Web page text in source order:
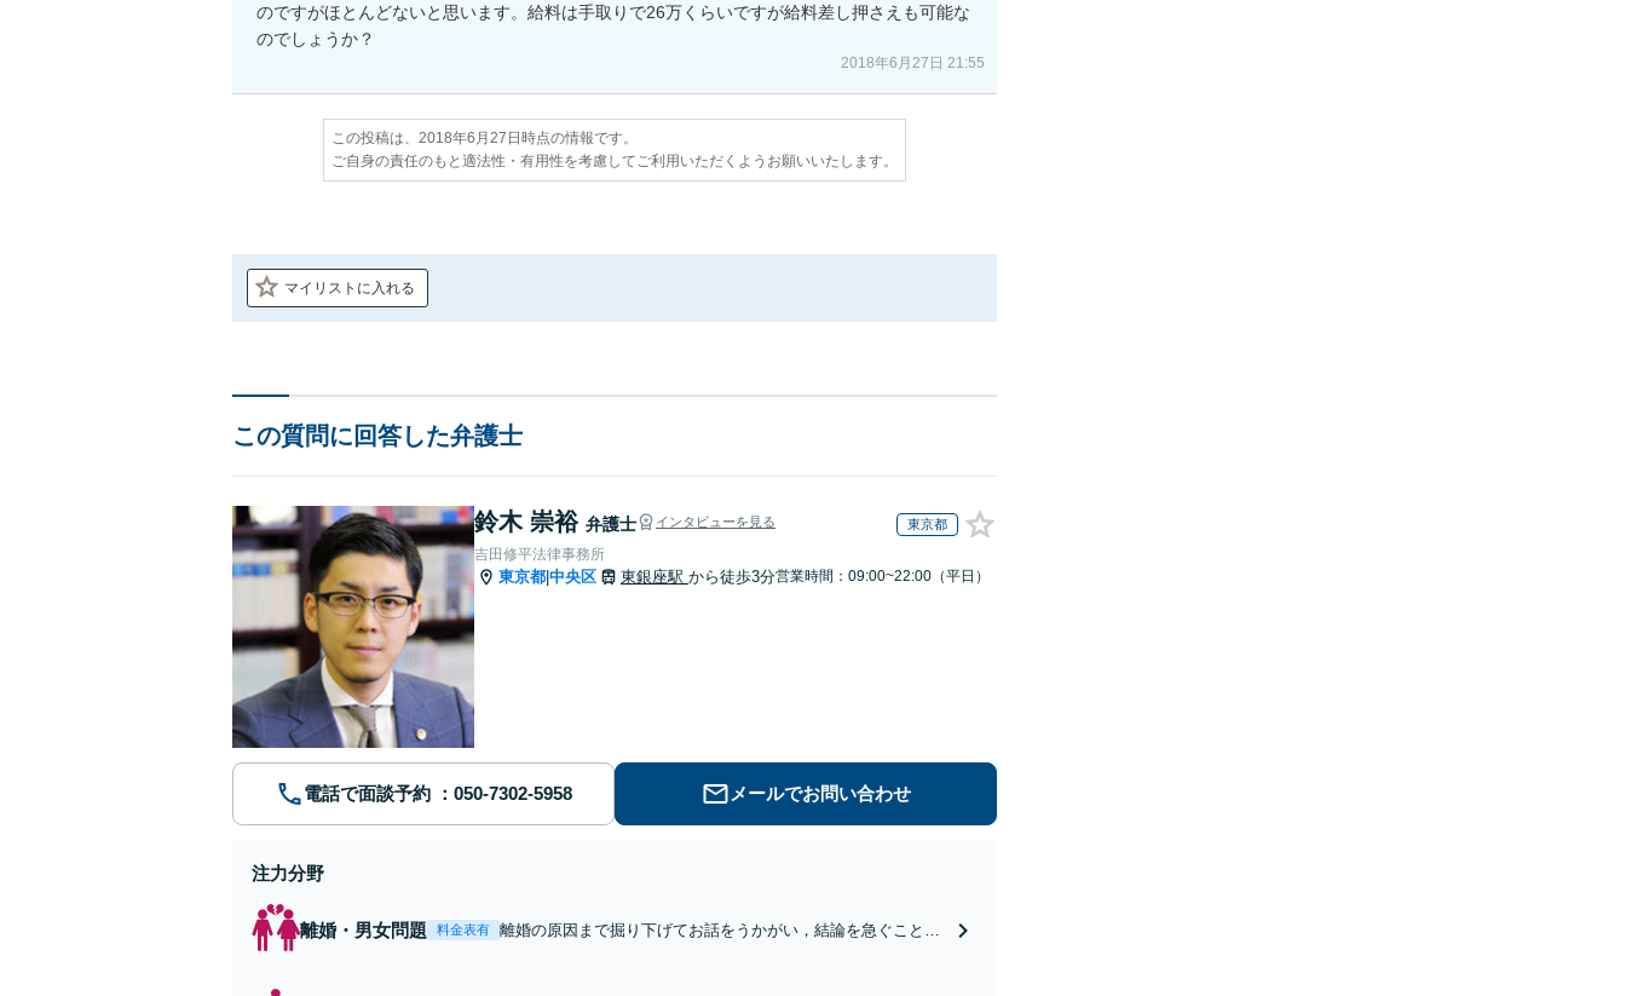
のですがほとんどないと思います。給料は手取りで26万くらいですが給料差し押さえも可能な
のでしょうか？
2018年6月27日 21:55
この投稿は、2018年6月27日時点の情報です。
ご自身の責任のもと適法性・有用性を考慮してご利用いただくようお願いいたします。
マイリストに入れる
この質問に回答した弁護士
鈴木 崇裕 弁護士 インタビューを見る 東京都
吉田修平法律事務所
東京都 中央区 東銀座駅 から徒歩3分営業時間：09:00~22:00（平日）
電話で面談予約 メールでお問い合わせ
注力分野
離婚・男女問題 料金表有
離婚の原因まで掘り下げてお話をうかがい，結論を急ぐことな